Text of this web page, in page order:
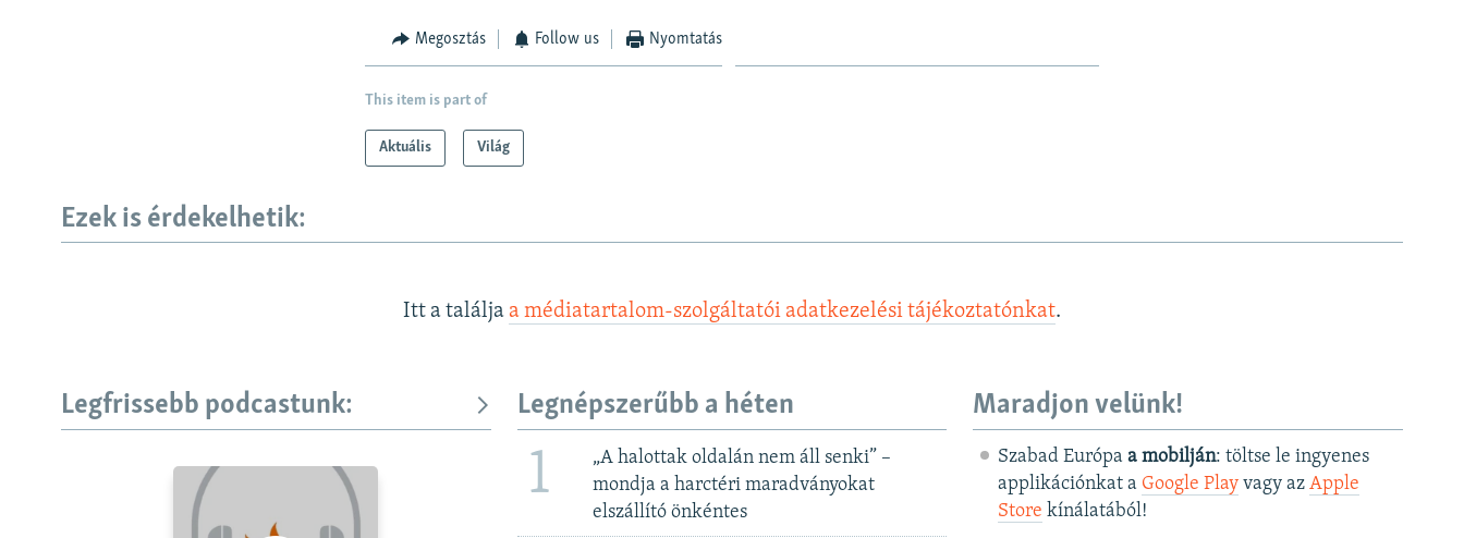
Megosztás Follow us Nyomtatás
This item is part of
Aktuális Világ
Ezek is érdekelhetik:
Itt a találja a médiatartalom-szolgáltatói adatkezelési tájékoztatónkat.
Legfrissebb podcastunk: Legnépszerűbb a héten
1
„A halottak oldalán nem áll senki” –
mondja a harctéri maradványokat
elszállító önkéntes
Maradjon velünk!
Szabad Európa a mobilján: töltse le ingyenes
applikációnkat a Google Playvagy az Apple
Store kínálatából!